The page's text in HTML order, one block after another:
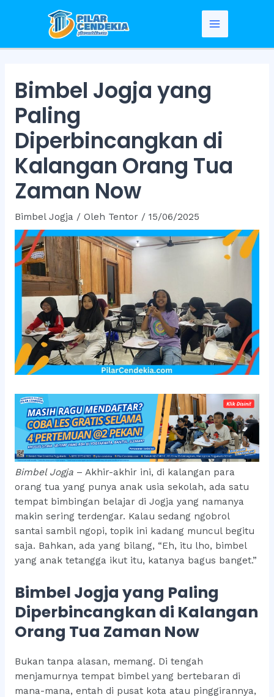
Main
Bimbel Jogja yang
Paling
Diperbincangkan di
Kalangan Orang Tua
Zaman Now
Bimbel Jogja / Oleh Tentor / 15/06/2025
Bimbel Jogja– Akhir-akhir ini, di kalangan para
orang tua yang punya anak usia sekolah, ada satu
tempat bimbingan belajar di Jogja yang namanya
makin sering terdengar. Kalau sedang ngobrol
santai sambil ngopi, topik ini kadang muncul begitu
saja. Bahkan, ada yang bilang, “Eh, itu lho, bimbel
yang anak tetangga ikut itu, katanya bagus banget.”
Bimbel Jogja yang Paling
Diperbincangkan di Kalangan
Orang Tua Zaman Now
Bukan tanpa alasan, memang. Di tengah
menjamurnya tempat bimbel yang bertebaran di
mana-mana, entah di pusat kota atau pinggirannya,